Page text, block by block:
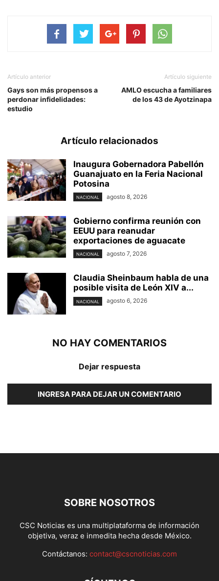
Artículo anterior
Gays son más propensos a
perdonar infidelidades:
estudio
Artículo siguiente
AMLO escucha a familiares
de los 43 de Ayotzinapa
Artículo relacionados
Inaugura Gobernadora Pabellón
Guanajuato en la Feria Nacional
Potosina
NACIONAL agosto 8, 2026
Gobierno confirma reunión con
EEUU para reanudar
exportaciones de aguacate
NACIONAL agosto 7, 2026
Claudia Sheinbaum habla de una
posible visita de León XIV a...
NACIONAL agosto 6, 2026
NO HAY COMENTARIOS
Dejar respuesta
INGRESA PARA DEJAR UN COMENTARIO
SOBRE NOSOTROS
CSC Noticias es una multiplataforma de información
objetiva, veraz e inmedita hecha desde México.
Contáctanos: contact@cscnoticias.com